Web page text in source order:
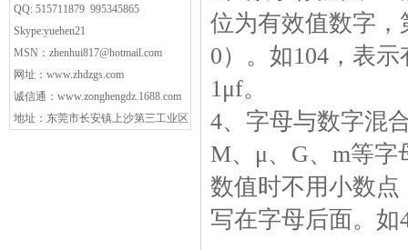
QQ: 515711879 995345865
Skype:yuehen21
MSN： zhenhui817@hotmail.com
网址： www.zhdzgs.com
诚信通： www.zonghengdz.1688.com
地址：东莞市长安镇上沙第三工业区
位为有效值数字
0）。如104，表
1μf。
4、字母与数字混
M、μ、G、m等
数值时不用小数
写在字母后面。如